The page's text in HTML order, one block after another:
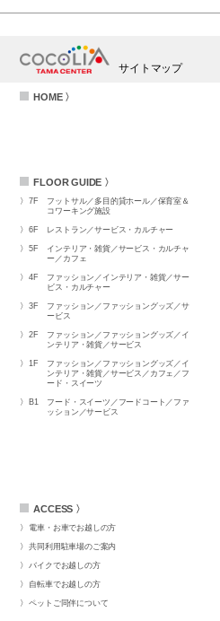
サイトマップ
HOME 〉
FLOOR GUIDE 〉
7F
フットサル／多目的貸ホール／保育室＆
コワーキング施設
6F レストラン／サービス・カルチャー
5F
インテリア・雑貨／サービス・カルチャ
ー／カフェ
4F
ファッション／インテリア・雑貨／サー
ビス・カルチャー
3F
ファッション／ファッショングッズ／サ
ービス
2F
ファッション／ファッショングッズ／イ
ンテリア・雑貨／サービス
1F
ファッション／ファッショングッズ／イ
ンテリア・雑貨／サービス／カフェ／フ
ード・スイーツ
B1
フード・スイーツ／フードコート／ファ
ッション／サービス
ACCESS 〉
電車・お車でお越しの方
共同利用駐車場のご案内
バイクでお越しの方
自転車でお越しの方
ペットご同伴について